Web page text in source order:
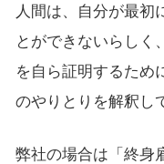
人間は、自分が最初
とができないらしく
を自ら証明するため
のやりとりを解釈し
弊社の場合は「終身